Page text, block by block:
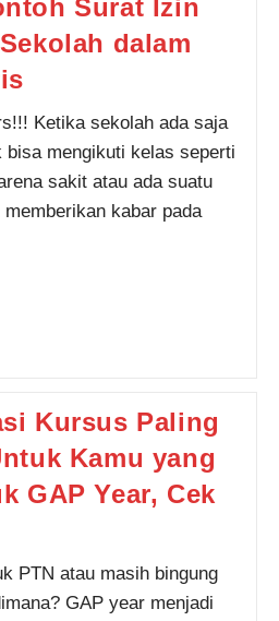
Surat Izin
dalam
Ketika sekolah ada saja
bisa mengikuti kelas seperti
sakit atau ada suatu
kabar pada
Kursus Paling
Kamu yang
GAP Year, Cek
PTN atau masih bingung
GAP year menjadi